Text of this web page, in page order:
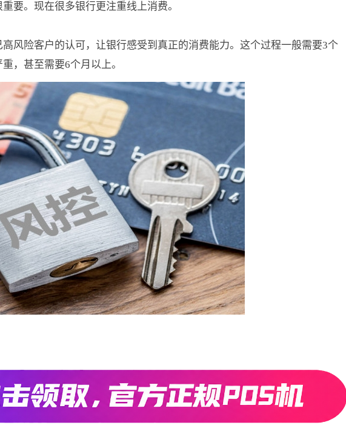
要。现在很多银行更注重线上消费。
风险客户的认可，让银行感受到真正的消费能力。这个过程一般需要3个
，甚至需要6个月以上。